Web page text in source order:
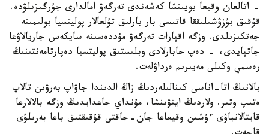
- اتالعان وقيعا بويىنشا كەشەندى تەرگەۋ امالدارى جۇرگىزىلۋدە.
قۇقىق بۇزۋشىلىققا قاتىسى بار بارلىق تۇلعالار پوليتسيا بولىمىنە
جەتكىزىلدى. وزگە اقپارات تەرگەۋ مۇددەسىنە سايكەس جاريالاۋعا
جاتپايدى، - دەپ حابارلادى وبلىستىق پوليتسيا دەپارتامەنتىنىڭ
رەسمي وكىلى مەيىرىم ەرداۋلەت.
بالانىڭ اتا-اناسى كىنالىلەردىڭ زاڭ الدىندا جاۋاپ بەرۋىن تالاپ
ەتىپ وتىر. ولاردىڭ ايتۋىنشا، مۇنداي جاعدايدىڭ وزگە بالالارعا
قايتالانباۋى ءۇشىن وقيعاعا جان-جاقتى قۇقىقتىق باعا بەرىلۋى